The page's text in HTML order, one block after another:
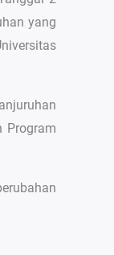
yang
Program